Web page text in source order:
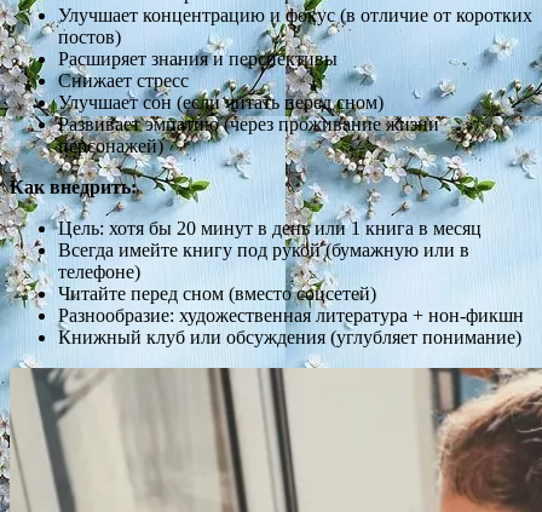
Улучшает концентрацию и фокус (в отличие от коротких
постов)
Расширяет знания и перспективы
Снижает стресс
Улучшает сон (если читать перед сном)
Развивает эмпатию (через проживание жизни
персонажей)
Как внедрить:
Цель: хотя бы 20 минут в день или 1 книга в месяц
Всегда имейте книгу под рукой (бумажную или в
телефоне)
Читайте перед сном (вместо соцсетей)
Разнообразие: художественная литература + нон-фикшн
Книжный клуб или обсуждения (углубляет понимание)